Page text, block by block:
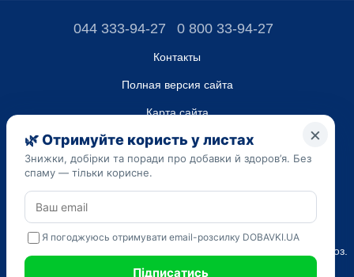
044 333-94-27 0 800 33-94-27
Контакты
Полная версия сайта
Карта сайта
ТОВ “ДО ЮА”,
Код ЄДРПОУ 45223262
Дата регистрации 14.09.2023
Приведенная на сайте dobavki.ua информация носит
исключительно ознакомительный характер. Не используйте
нашу информацию для диагностики и лечения. Только ваш
Лечащий врач может назначать препараты и составлять диагноз.